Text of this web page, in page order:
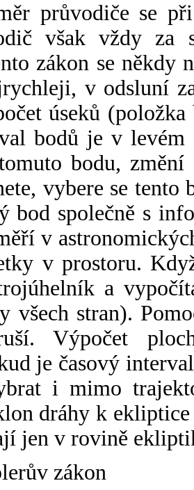
průvodiče se
však vždy za
zákon se někdy
v odsluní
úseků
bodů je v
bodu,
vybere se tento
bod společně s
v
v prostoru.
a
všech stran).
Výpočet
je časový
i mimo
dráhy k
jen v rovině
zákon